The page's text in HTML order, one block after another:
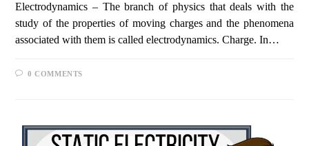
Electrodynamics – The branch of physics that deals with the
study of the properties of moving charges and the phenomena
associated with them is called electrodynamics. Charge. In…
0 COMMENTS